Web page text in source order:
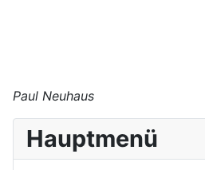
Hauptmenü
Paul Neuhaus